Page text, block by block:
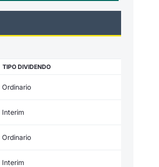
TIPO DIVIDENDO
Ordinario
Interim
Ordinario
Interim